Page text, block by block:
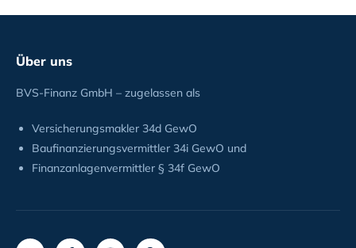
Über uns
BVS-Finanz GmbH – zugelassen als
Versicherungsmakler 34d GewO
Baufinanzierungsvermittler 34i GewO und
Finanzanlagenvermittler § 34f GewO